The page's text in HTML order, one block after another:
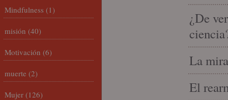
¿De
La
El
Mindfulness (1)
misión (40)
Motivación (6)
muerte (2)
Mujer (126)